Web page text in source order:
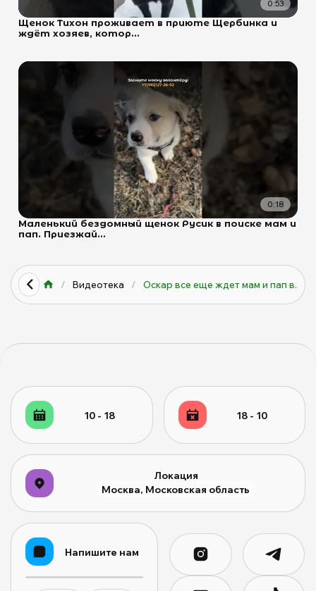
0:53
Щенок Тихон проживает в приюте Щербинка и
ждёт хозяев, котор...
0:18
Маленький бездомный щенок Русик в поиске мам и
пап. Приезжай...
/ Видеотека / Оскар все еще ждет мам и пап в...
10 - 18 18 - 10
Локация
Москва, Московская область
Напишите нам